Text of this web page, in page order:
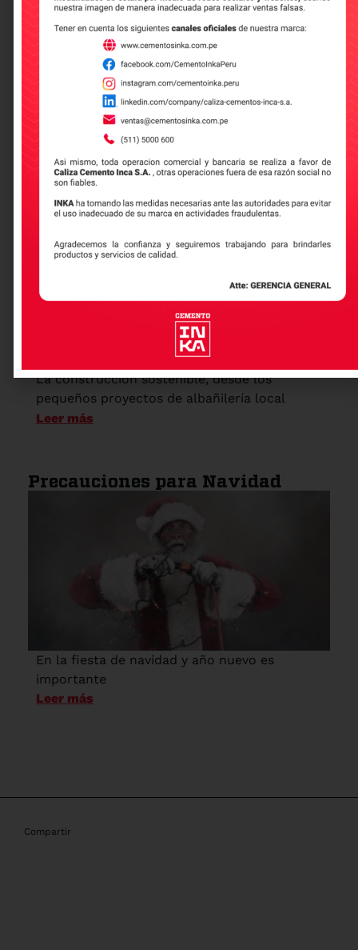
Que es la huella de carbono
Construcción sostenible:
innovación y responsabilidad
ambiental en la industria
La construcción sostenible, desde los
pequeños proyectos de albañilería local
Leer más
Precauciones para Navidad
En la fiesta de navidad y año nuevo es
importante
Leer más
Compartir